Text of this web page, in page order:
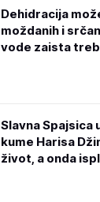
Dehidracija
moždanih i
vode zaista
Slavna Spajsica
kume Harisa
život, a onda